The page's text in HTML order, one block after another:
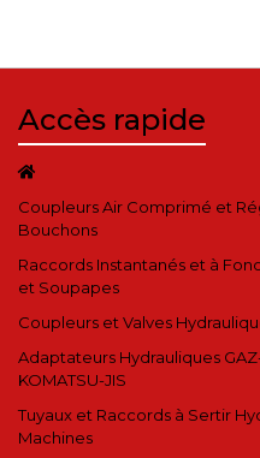
Accès rapide
Coupleurs Air Comprimé et
Bouchons
Raccords Instantanés et à
et Soupapes
Coupleurs et Valves
Adaptateurs Hydrauliques
KOMATSU-JIS
Tuyaux et Raccords à Sertir
Machines